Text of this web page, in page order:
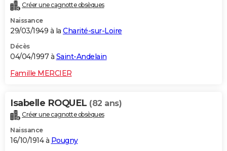
Créer une cagnotte obsèques
Naissance
29/03/1949 à la Charité-sur-Loire
Décès
04/04/1997 à Saint-Andelain
Famille MERCIER
Isabelle ROQUEL (82 ans)
Créer une cagnotte obsèques
Naissance
16/10/1914 à Pougny